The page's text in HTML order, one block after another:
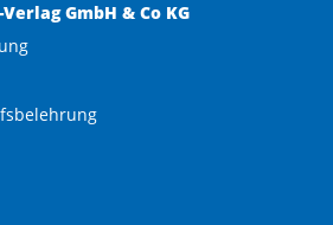
GmbH & Co KG